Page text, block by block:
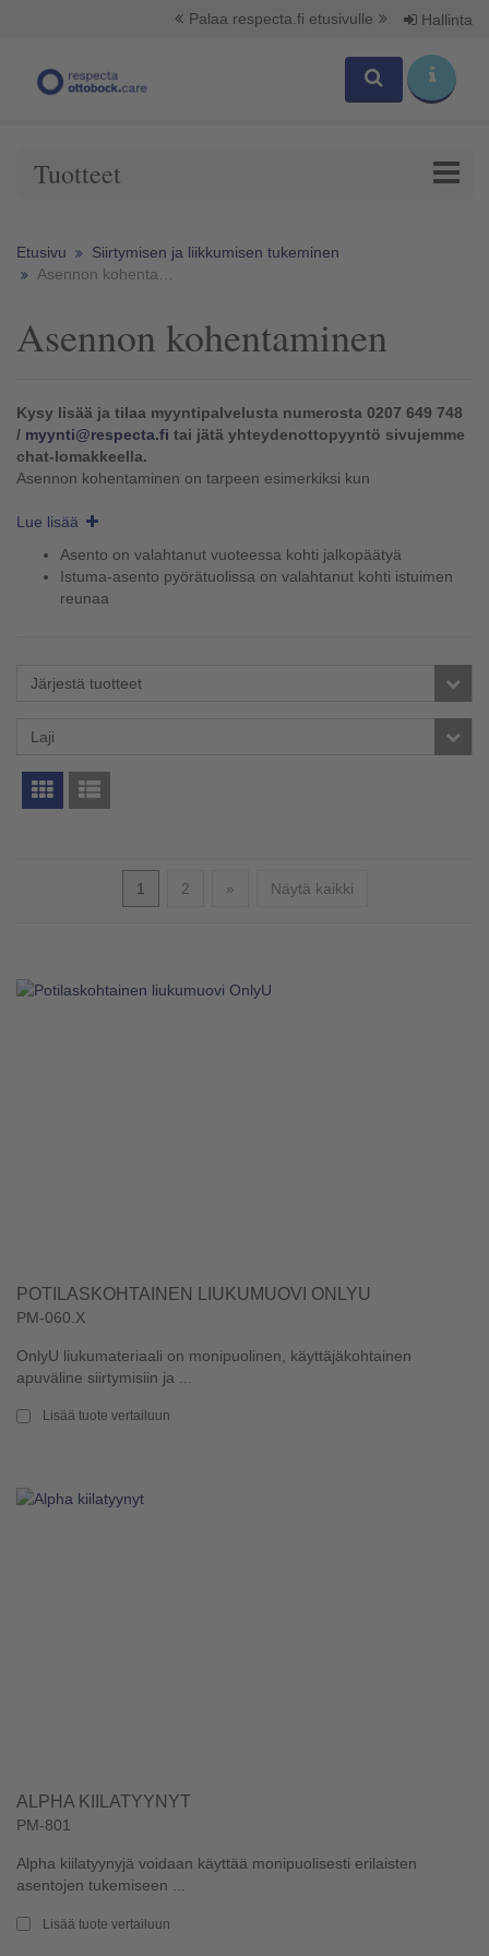
Palaa respecta.fi etusivulle Hallinta
Tuotteet
Etusivu
Siirtymisen ja liikkumisen tukeminen
Asennon kohentaminen
Asennon kohentaminen
Kysy lisää ja tilaa myyntipalvelusta numerosta 0207 649 748
/ myynti@respecta.fi tai jätä yhteydenottopyyntö sivujemme
chat-lomakkeella.
Asennon kohentaminen on tarpeen esimerkiksi kun
Lue lisää
Asento on valahtanut vuoteessa kohti jalkopäätyä
Istuma-asento pyörätuolissa on valahtanut kohti istuimen
reunaa
Järjestä tuotteet
Laji
1 2 »SeuraavaNäytä kaikki
POTILASKOHTAINEN LIUKUMUOVI ONLYU
PM-060.X
OnlyU liukumateriaali on monipuolinen, käyttäjäkohtainen
apuväline siirtymisiin ja ...
Lisää tuote vertailuun
ALPHA KIILATYYNYT
PM-801
Alpha kiilatyynyjä voidaan käyttää monipuolisesti erilaisten
asentojen tukemiseen ...
Lisää tuote vertailuun